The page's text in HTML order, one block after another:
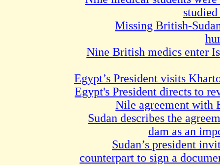
Missing British-
Nine British medics enter
Egypt’s President visits
Egypt's President directs to
Nile agreement with
Sudan describes the
dam as an
Sudan’s president
counterpart to sign a